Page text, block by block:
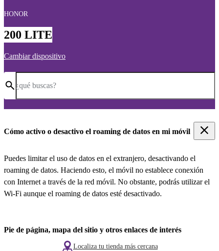
HONOR
200 LITE
Cambiar dispositivo
¿qué buscas?
Cómo activo o desactivo el roaming de datos en mi móvil
Puedes limitar el uso de datos en el extranjero, desactivando el
roaming de datos. Haciendo esto, el móvil no establece conexión
con Internet a través de la red móvil. No obstante, podrás utilizar el
Wi-Fi aunque el roaming de datos esté desactivado.
Pie de página, mapa del sitio y otros enlaces de interés
Localiza tu tienda más cercana